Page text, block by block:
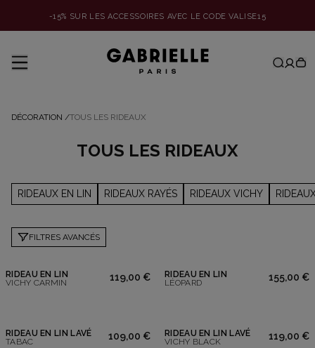
-15% SUR LES ACCESSOIRES AVEC LE CODE VALISE15
DÉCORATION /TOUS LES RIDEAUX
TOUS LES RIDEAUX
RIDEAUX EN LIN RIDEAUX RAYÉS RIDEAUX VICHY
FILTRES AVANCÉS
RIDEAU EN LIN
VICHY CARMIN
119,00 €
RIDEAU EN LIN
LÉOPARD
155,00 €
RIDEAU EN LIN LAVÉ
TABAC
109,00 €
RIDEAU EN LIN LAVÉ
VICHY BLACK
119,00 €